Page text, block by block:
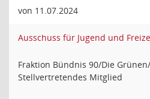
von 11.07.2024
Ausschuss für Jugend und
Fraktion Bündnis 90/Die
Stellvertretendes Mitglied